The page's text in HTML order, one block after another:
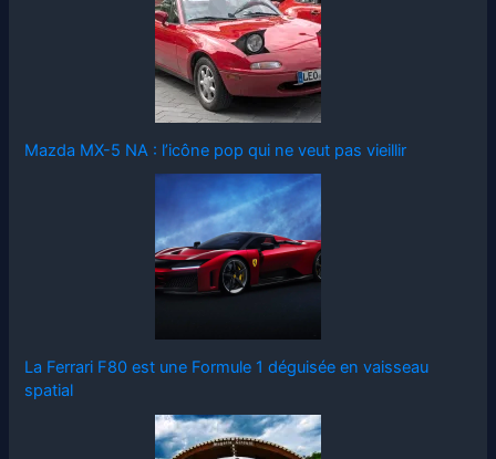
Mazda MX-5 NA : l’icône pop qui ne veut pas vieillir
La Ferrari F80 est une Formule 1 déguisée en vaisseau
spatial